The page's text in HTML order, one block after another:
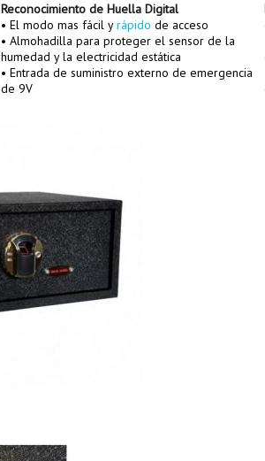
Reconocimiento de Huella Digital
• El modo mas fácil yrápido de acceso
• Almohadilla para proteger el sensor de la
humedad y la electricidad estática
• Entrada de suministro externo de emergencia
de 9V